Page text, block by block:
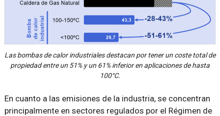
Las bombas de calor industriales destacan por tener un coste total de
propiedad entre un 51% y un 61% inferior en aplicaciones de hasta
100°C.
En cuanto a las emisiones de la industria, se concentran
principalmente en sectores regulados por el Régimen de